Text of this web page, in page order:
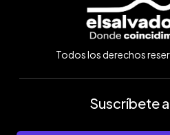
Todos los derechos
Suscríbete